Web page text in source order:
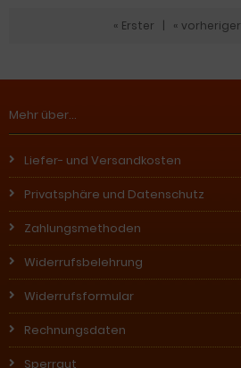
« Erster « vorheriger
Mehr über...
Liefer- und Versandkosten
Privatsphäre und Datenschutz
Zahlungsmethoden
Widerrufsbelehrung
Widerrufsformular
Rechnungsdaten
Sperrgut